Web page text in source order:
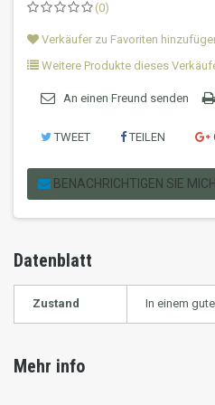
(0)
Verkäufer zu Favoriten
Weitere Produkte dieses
An einen Freund senden
TWEET TEILEN
BENACHRICHTIGEN SIE
Datenblatt
Zustand In einem
Mehr info